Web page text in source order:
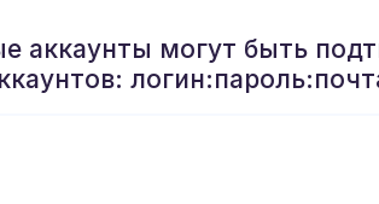
аккаунты могут быть